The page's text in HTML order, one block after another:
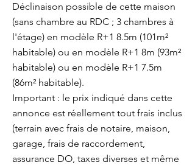
Déclinaison possible de cette maison
(sans chambre au RDC ; 3 chambres à
l'étage) en modèle R+1 8.5m (101m²
habitable) ou en modèle R+1 8m (93m²
habitable) ou en modèle R+1 7.5m
(86m² habitable).
Important : le prix indiqué dans cette
annonce est réellement tout frais inclus
(terrain avec frais de notaire, maison,
garage, frais de raccordement,
assurance DO, taxes diverses et même